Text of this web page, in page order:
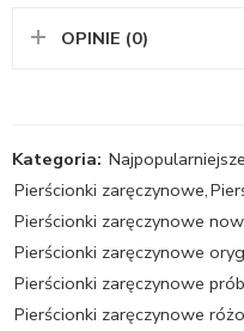
OPINIE (0)
Kategoria:
Pierścionki zaręczynowe,
Pierścionki zaręczynowe
Pierścionki zaręczynowe
Pierścionki zaręczynowe
Pierścionki zaręczynowe